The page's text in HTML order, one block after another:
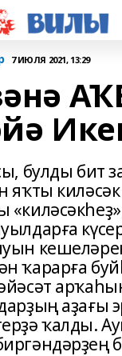
7 ИЮЛЯ 2021, 13:29
булды бит
яҡты
ҡарарға
аҙағы
ҡалды.